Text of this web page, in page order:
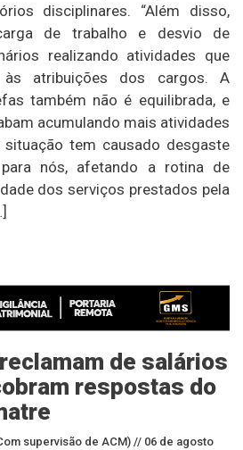
disciplinares. “Além disso,
de trabalho e desvio de
realizando atividades que
às atribuições dos cargos. A
também não é equilibrada, e
acumulando mais atividades
tem causado desgaste
nós, afetando a rotina de
dos serviços prestados pela
de salários
respostas do
supervisão de ACM) // 06 de agosto